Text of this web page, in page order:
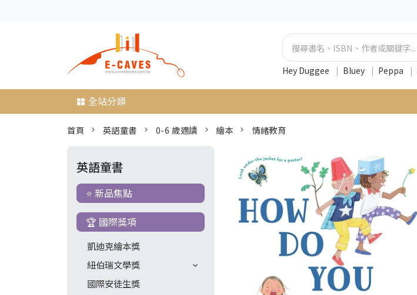
Hey Duggee | Bluey | Peppa |
全站分類
首頁 英語童書 0-6 歲適讀 繪本 情緒教育
英語童書
⭐ 新品焦點
🏆 國際獎項
凱迪克繪本獎
紐伯瑞文學獎
國際安徒生獎